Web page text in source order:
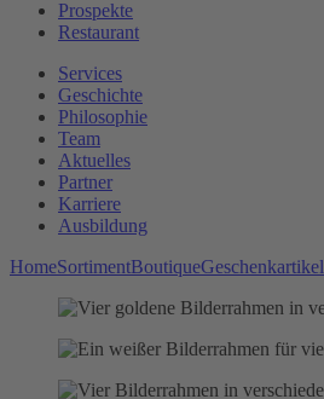
Prospekte
Restaurant
Services
Geschichte
Philosophie
Team
Aktuelles
Partner
Karriere
Ausbildung
HomeSortimentBoutiqueGeschenkartikel